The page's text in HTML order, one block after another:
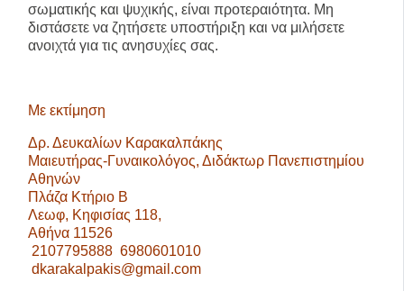
σωματικής και ψυχικής, είναι προτεραιότητα. Μη
διστάσετε να ζητήσετε υποστήριξη και να μιλήσετε
ανοιχτά για τις ανησυχίες σας.
Με εκτίμηση
Δρ. Δευκαλίων Καρακαλπάκης
Μαιευτήρας-Γυναικολόγος, Διδάκτωρ Πανεπιστημίου
Αθηνών
Πλάζα Κτήριο Β
Λεωφ, Κηφισίας 118,
Αθήνα 11526
2107795888 6980601010
dkarakalpakis@gmail.com